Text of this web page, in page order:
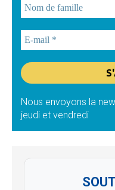
Nous envoyons la
jeudi et vendredi